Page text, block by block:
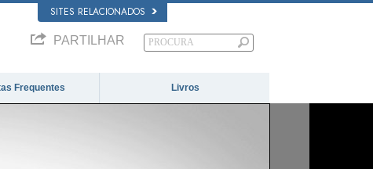
SITES RELACIONADOS
PARTILHAR
Frequentes Livros